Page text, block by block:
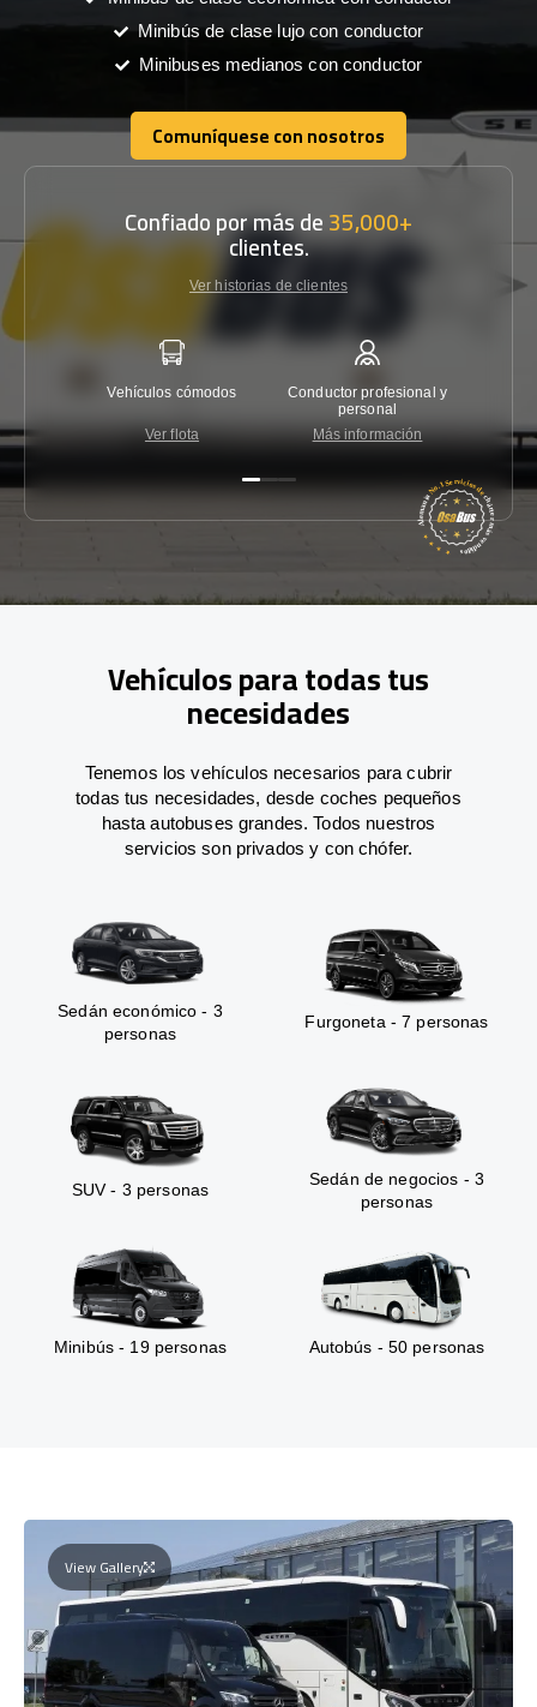
Minibús de clase lujo con conductor
Minibuses medianos con conductor
Comuníquese con nosotros
Comuníquese con nosotros
Confiado por más de35,000+
clientes.
Ver historias de clientes
Vehículos cómodos
Ver flota
Conductor profesional y
personal
Más información
Vehículos para todas tus
necesidades
Tenemos los vehículos necesarios para cubrir
todas tus necesidades, desde coches pequeños
hasta autobuses grandes. Todos nuestros
servicios son privados y con chófer.
Sedán económico - 3
personas
Furgoneta - 7 personas
SUV - 3 personas
Sedán de negocios - 3
personas
Minibús - 19 personas Autobús - 50 personas
View Gallery